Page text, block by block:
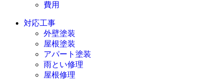
費用
対応工事
外壁塗装
屋根塗装
アパート塗装
雨とい修理
屋根修理